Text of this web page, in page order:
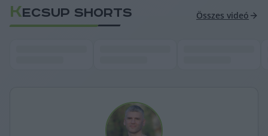
KECSUP SHORTS Összes videó